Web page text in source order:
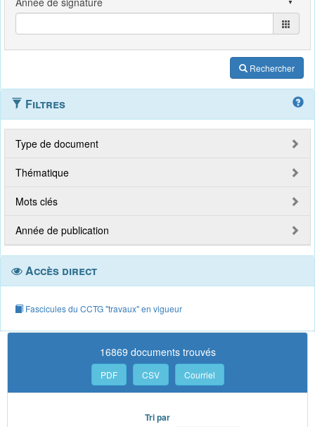
Rechercher
Filtres
Type de document
Thématique
Mots clés
Année de publication
Accès direct
Fascicules du CCTG "travaux" en vigueur
16869 documents trouvés
PDF CSV Courriel
Tri par